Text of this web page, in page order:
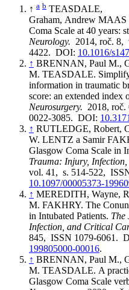
↑ a b TEASDALE,
Graham, Andrew
Coma Scale at 40 years:
Neurology. 2014, roč.
4422. DOI: 10.1016/
↑ BRENNAN, Paul M.,
M. TEASDALE.
information in traumatic
score: an extended index
Neurosurgery. 2018,
0022-3085. DOI:
↑ RUTLEDGE, Robert,
W. LENTZ a Samir
Glasgow Coma Scale in
Trauma: Injury,
vol. 41, s. 514-522,
10.1097/00005373-
↑ MEREDITH, Wayne,
M. FAKHRY. The
in Intubated Patients. The
Infection, and Critical
845, ISSN 1079-6061.
199805000-00016.
↑ BRENNAN, Paul M.,
M. TEASDALE. A
Glasgow Coma Scale